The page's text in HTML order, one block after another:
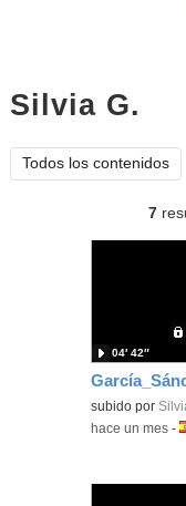
Silvia G.
Todos los contenidos
7
subido por
04′ 42″
-hace un mes -